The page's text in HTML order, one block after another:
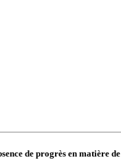
de progrès en matière de